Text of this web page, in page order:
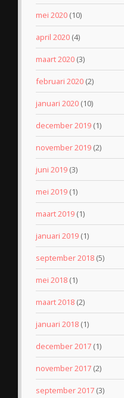
mei 2020 (10)
april 2020 (4)
maart 2020 (3)
februari 2020 (2)
januari 2020 (10)
december 2019 (1)
november 2019 (2)
juni 2019 (3)
mei 2019 (1)
maart 2019 (1)
januari 2019 (1)
september 2018 (5)
mei 2018 (1)
maart 2018 (2)
januari 2018 (1)
december 2017 (1)
november 2017 (2)
september 2017 (3)